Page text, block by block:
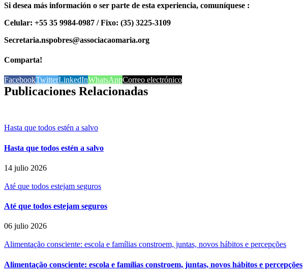
Si desea más información o ser parte de esta experiencia, comuníquese :
Celular: +55 35 9984-0987 / Fixo: (35) 3225-3109
Secretaria.nspobres@associacaomaria.org
Comparta!
FacebookTwitterLinkedInWhatsAppCorreo electrónico
Publicaciones Relacionadas
Hasta que todos estén a salvo
Hasta que todos estén a salvo
14 julio 2026
Até que todos estejam seguros
Até que todos estejam seguros
06 julio 2026
Alimentação consciente: escola e famílias constroem, juntas, novos hábitos e percepções
Alimentação consciente: escola e famílias constroem, juntas, novos hábitos e percepções